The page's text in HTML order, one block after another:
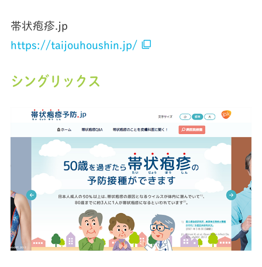
帯状疱疹.jp
https://taijouhoushin.jp/ filter_none
シングリックス